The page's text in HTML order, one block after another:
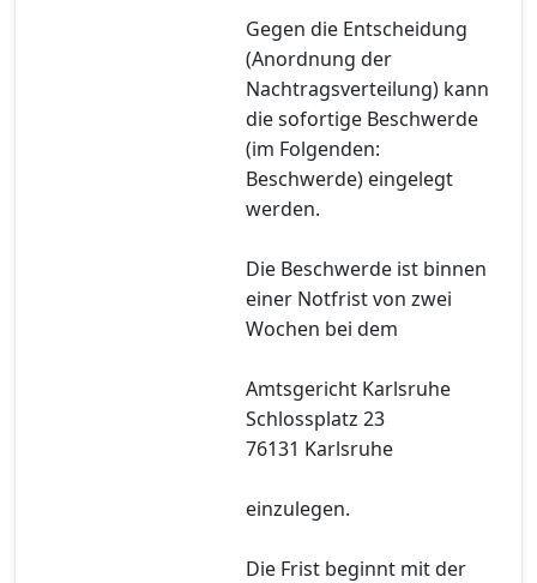
Gegen die Entscheidung
(Anordnung der
Nachtragsverteilung) kann
die sofortige Beschwerde
(im Folgenden:
Beschwerde) eingelegt
werden.
Die Beschwerde ist binnen
einer Notfrist von zwei
Wochen bei dem
Amtsgericht Karlsruhe
Schlossplatz 23
76131 Karlsruhe
einzulegen.
Die Frist beginnt mit der